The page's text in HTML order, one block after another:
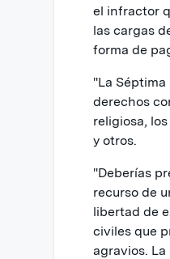
el infractor
las cargas
forma de
"La
derechos
religiosa,
y otros.
"Deberías
recurso de
libertad de
civiles que
agravios.